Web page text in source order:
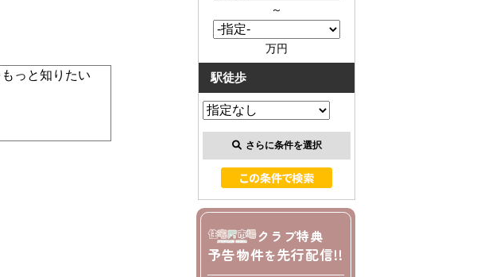
～
万円
駅徒歩
さらに条件を選択
クラブ特典
予告物件を先行配信!!